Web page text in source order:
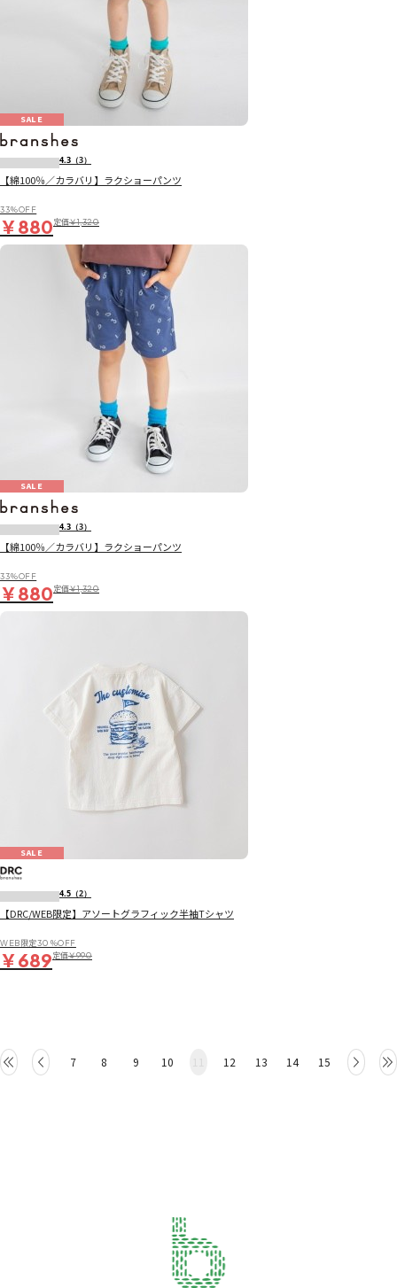
SALE
4.3 （3）
【綿100％／カラバリ】ラクショーパンツ
33％OFF
￥880定価￥1,320
SALE
4.3 （3）
【綿100％／カラバリ】ラクショーパンツ
33％OFF
￥880定価￥1,320
SALE
4.5 （2）
【DRC/WEB限定】アソートグラフィック半袖Tシャツ
WEB限定30％OFF
￥689定価￥990
7 8 9 10 12 13 14 15